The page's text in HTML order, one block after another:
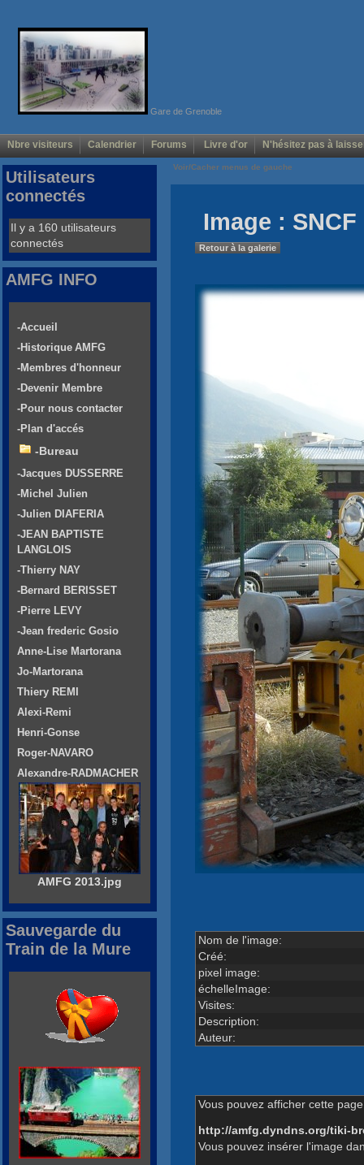
Gare de Grenoble
Nbre visiteurs Calendrier Forums Livre d'or N'hésitez pas à
Voir/Cacher menus de gauche
Image :
Retour à la galerie
Nom de l'image:
Créé:
pixel image:
échelleImage:
Visites:
Description:
Auteur:
Vous pouvez afficher cette
http://amfg.dyndns.org/tiki-
Vous pouvez insérer l'image
Utilisateurs
connectés
Il y a 160 utilisateurs
connectés
AMFG INFO
-Accueil
-Historique AMFG
-Membres d'honneur
-Devenir Membre
-Pour nous contacter
-Plan d'accés
-Bureau
-Jacques DUSSERRE
-Michel Julien
-Julien DIAFERIA
-JEAN BAPTISTE
LANGLOIS
-Thierry NAY
-Bernard BERISSET
-Pierre LEVY
-Jean frederic Gosio
Anne-Lise Martorana
Jo-Martorana
Thiery REMI
Alexi-Remi
Henri-Gonse
Roger-NAVARO
Alexandre-RADMACHER
AMFG 2013.jpg
Sauvegarde du
Train de la Mure